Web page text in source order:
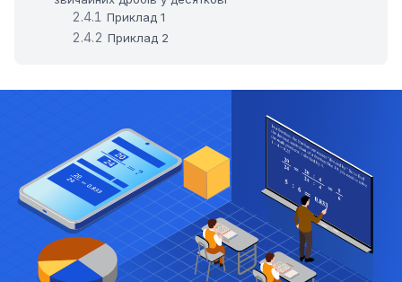
Приклад 1
Приклад 2